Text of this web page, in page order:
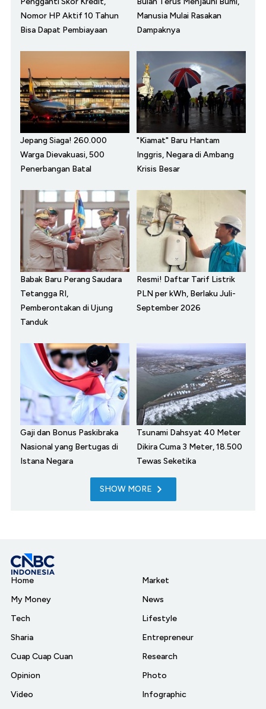
Nomor HP Aktif 10 Tahun
Bisa Dapat Pembiayaan
Manusia Mulai Rasakan
Dampaknya
Jepang Siaga! 260.000
Warga Dievakuasi, 500
Penerbangan Batal
"Kiamat" Baru Hantam
Inggris, Negara di Ambang
Krisis Besar
Babak Baru Perang Saudara
Tetangga RI,
Pemberontakan di Ujung
Tanduk
Resmi! Daftar Tarif Listrik
PLN per kWh, Berlaku Juli-
September 2026
Gaji dan Bonus Paskibraka
Nasional yang Bertugas di
Istana Negara
Tsunami Dahsyat 40 Meter
Dikira Cuma 3 Meter, 18.500
Tewas Seketika
SHOW MORE
Home
My Money
Tech
Sharia
Cuap Cuap Cuan
Opinion
Video
Market
News
Lifestyle
Entrepreneur
Research
Photo
Infographic